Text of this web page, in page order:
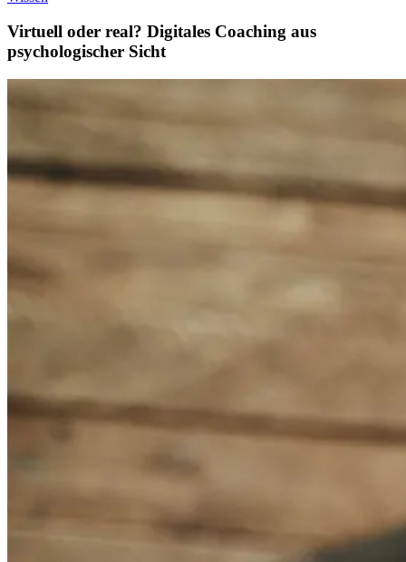
Virtuell oder real? Digitales Coaching aus
psychologischer Sicht